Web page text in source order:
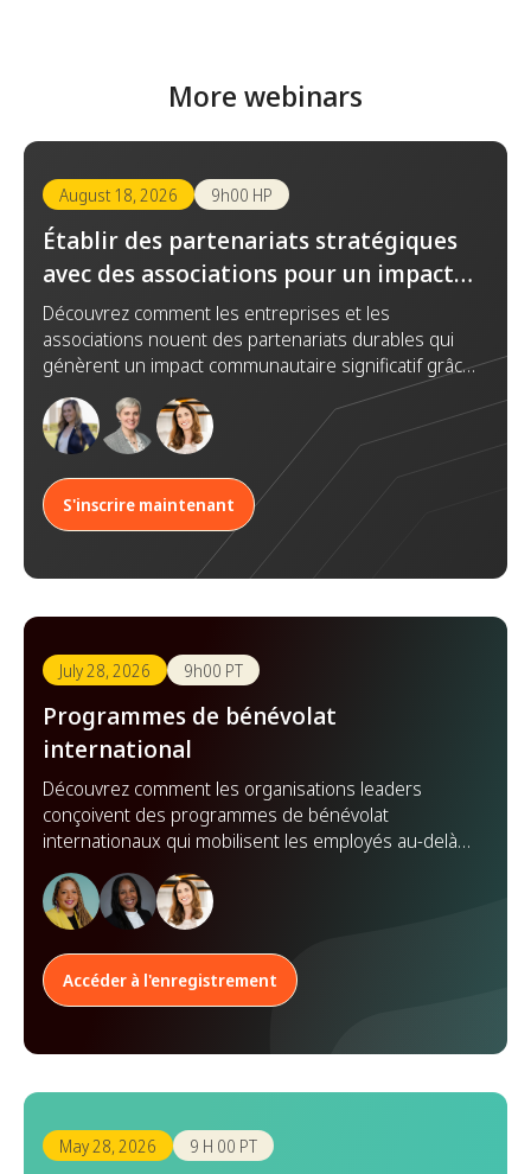
More webinars
August 18, 2026 9h00 HP
Établir des partenariats stratégiques
avec des associations pour un impact
durable
Découvrez comment les entreprises et les
associations nouent des partenariats durables qui
génèrent un impact communautaire significatif grâce
à la confiance, la collaboration et des objectifs
communs.
S'inscrire maintenant
July 28, 2026 9h00 PT
Programmes de bénévolat
international
Découvrez comment les organisations leaders
conçoivent des programmes de bénévolat
internationaux qui mobilisent les employés au-delà
des frontières, renforcent les partenariats et
démultiplient leur impact à l'échelle mondiale.
Accéder à l'enregistrement
May 28, 2026 9 H 00 PT